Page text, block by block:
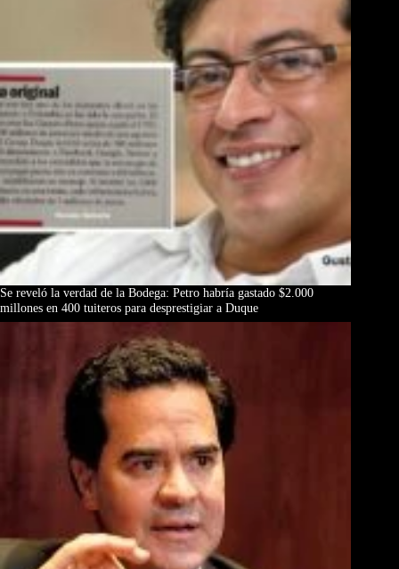
Se reveló la verdad de la Bodega: Petro habría gastado $2.000
millones en 400 tuiteros para desprestigiar a Duque